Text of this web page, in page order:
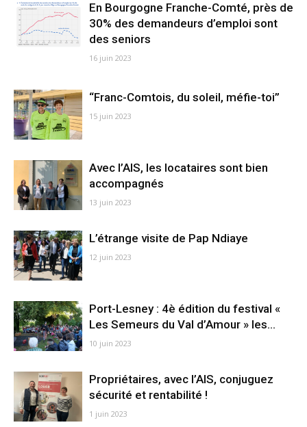
En Bourgogne Franche-Comté, près de
30% des demandeurs d’emploi sont
des seniors
16 juin 2023
“Franc-Comtois, du soleil, méfie-toi”
15 juin 2023
Avec l’AIS, les locataires sont bien
accompagnés
13 juin 2023
L’étrange visite de Pap Ndiaye
12 juin 2023
Port-Lesney : 4è édition du festival «
Les Semeurs du Val d’Amour » les...
10 juin 2023
Propriétaires, avec l’AIS, conjuguez
sécurité et rentabilité !
1 juin 2023